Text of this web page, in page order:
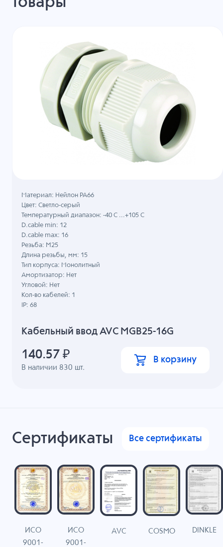
Кабельный ввод AVC MGB25-16G
В наличии 830 шт.
Материал: Нейлон PA66
Цвет: Светло-серый
Температурный диапазон: -40 C ...+105 C
D.cable min: 12
D.cable max: 16
Резьба: M25
Длина резьбы, мм: 15
Тип корпуса: Монолитный
Амортизатор: Нет
Угловой: Нет
Кол-во кабелей: 1
IP: 68
140.57 ₽ В корзину
Сертификаты Все сертификаты
ИСО
9001-
ИСО
9001-
AVC COSMO DINKLE